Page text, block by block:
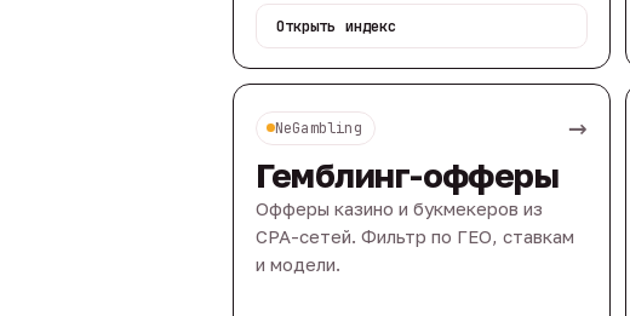
Открыть индекс
NeGambling →
Гемблинг-офферы
Офферы казино и букмекеров из
CPA-сетей. Фильтр по ГЕО, ставкам
и модели.